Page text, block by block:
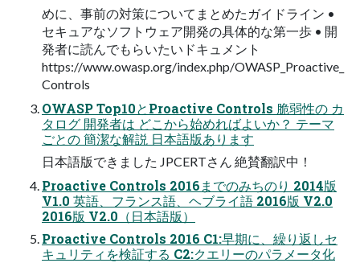
めに、事前の対策についてまとめたガイドライン •
セキュアなソフトウェア開発の具体的な第一歩 • 開
発者に読んでもらいたいドキュメント
https://www.owasp.org/index.php/OWASP_Proactive_
Controls
OWASP Top10とProactive Controls 脆弱性の カ
タログ 開発者は どこから始めればよいか？ テーマ
ごとの 簡潔な解説 日本語版あります
日本語版できました JPCERTさん 絶賛翻訳中！
Proactive Controls 2016までのみちのり 2014版
V1.0 英語、フランス語、ヘブライ語 2016版 V2.0
2016版 V2.0（日本語版）
Proactive Controls 2016 C1:早期に、繰り返しセ
キュリティを検証する C2:クエリーのパラメータ化